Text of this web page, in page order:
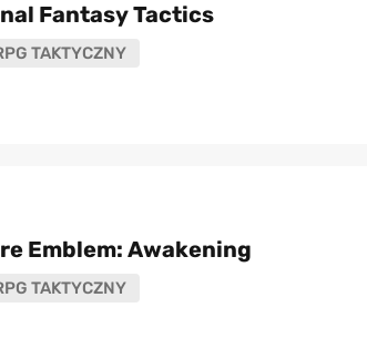
Fantasy Tactics
TAKTYCZNY
Emblem: Awakening
TAKTYCZNY